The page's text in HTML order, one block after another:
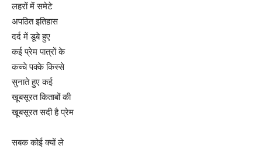
लहरों में समेटे
अपठित इतिहास
दर्द में डूबे हुए
कई प्रेम पात्रों के
कच्चे पक्के किस्से
सुनाते हुए कई
खूबसूरत किताबों की
खूबसूरत सदी है प्रेम
सबक कोई क्यों ले